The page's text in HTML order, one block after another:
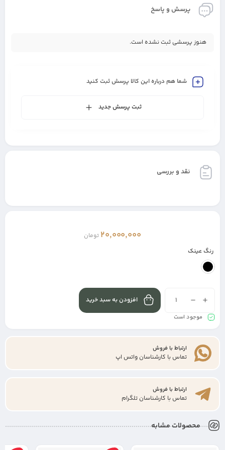
پرسش و پاسخ
هنوز پرسشی ثبت نشده است.
شما هم درباره این کالا پرسش ثبت کنید
ثبت پرسش جدید
نقد و بررسی
20,000,000 تومان
رنگ عینک
افزودن به سبد خرید
موجود است
ارتباط با فروش
تماس با کارشناسان واتس اپ
ارتباط با فروش
تماس با کارشناسان تلگرام
محصولات مشابه